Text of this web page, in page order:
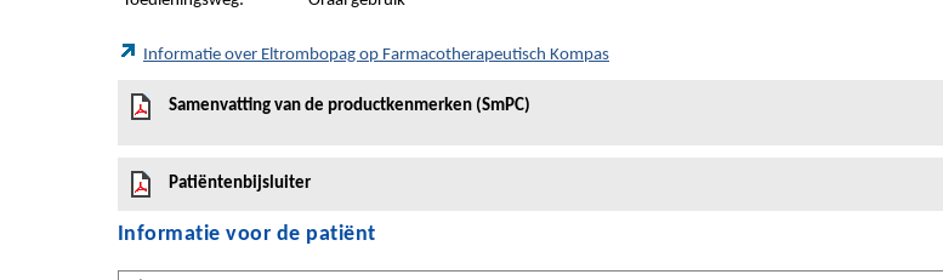
Informatie over Eltrombopag op Farmacotherapeutisch Kompas
Samenvatting van de productkenmerken (SmPC)
Patiëntenbijsluiter
Informatie voor de patiënt